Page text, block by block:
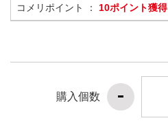
コメリポイント ： 10ポイント獲得
購入個数